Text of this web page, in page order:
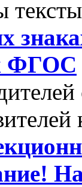
ФГОС
На